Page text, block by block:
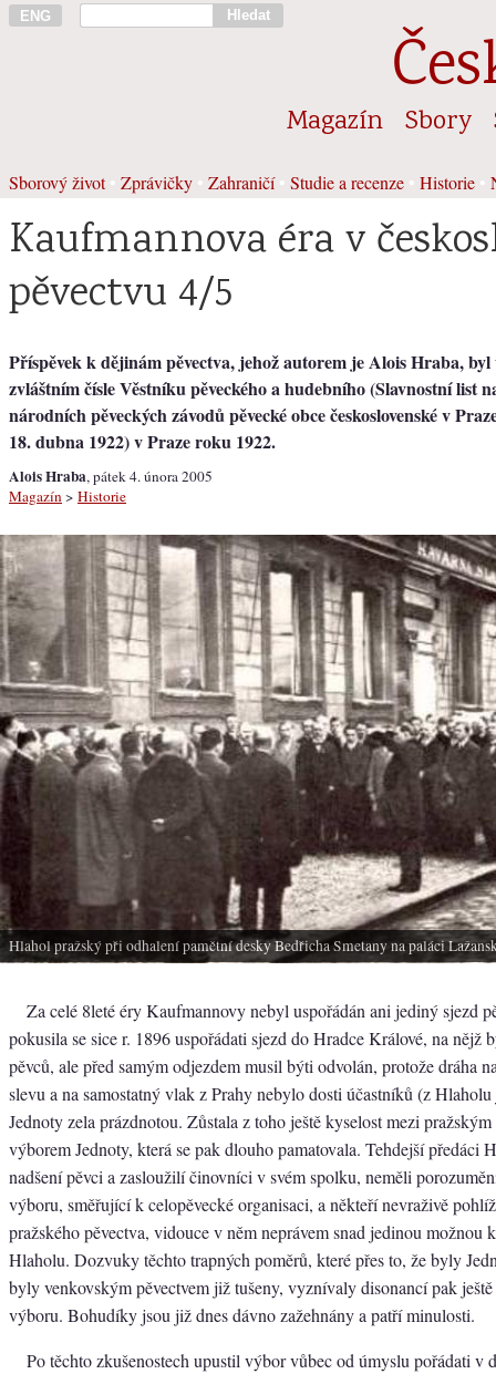
ENG Hledat
Magazín Sbory
Sborový život• Zprávičky Zahraničí• Studie a recenze Historie
Kaufmannova éra v
pěvectvu 4/5
Příspěvek k dějinám pěvectva, jehož autorem je Alois Hraba, byl
zvláštním čísle Věstníku pěveckého a hudebního (Slavnostní list
národních pěveckých závodů pěvecké obce československé v
18. dubna 1922) v Praze roku 1922.
Alois Hraba, pátek 4. února 2005
Magazín > Historie
Hlahol pražský při odhalení pamětní desky Bedřicha Smetany na paláci
Za celé 8leté éry Kaufmannovy nebyl uspořádán ani jediný sjezd
pokusila se sice r. 1896 uspořádati sjezd do Hradce Králové, na nějž
pěvců, ale před samým odjezdem musil býti odvolán, protože dráha
slevu a na samostatný vlak z Prahy nebylo dosti účastníků (z
Jednoty zela prázdnotou. Zůstala z toho ještě kyselost mezi
výborem Jednoty, která se pak dlouho pamatovala. Tehdejší předáci
nadšení pěvci a zasloužilí činovníci v svém spolku, neměli
výboru, směřující k celopěvecké organisaci, a někteří nevraživě
pražského pěvectva, vidouce v něm neprávem snad jedinou možnou
Hlaholu. Dozvuky těchto trapných poměrů, které přes to, že byly
byly venkovským pěvectvem již tušeny, vyznívaly disonancí pak
výboru. Bohudíky jsou již dnes dávno zažehnány a patří minulosti.
Po těchto zkušenostech upustil výbor vůbec od úmyslu pořádati v